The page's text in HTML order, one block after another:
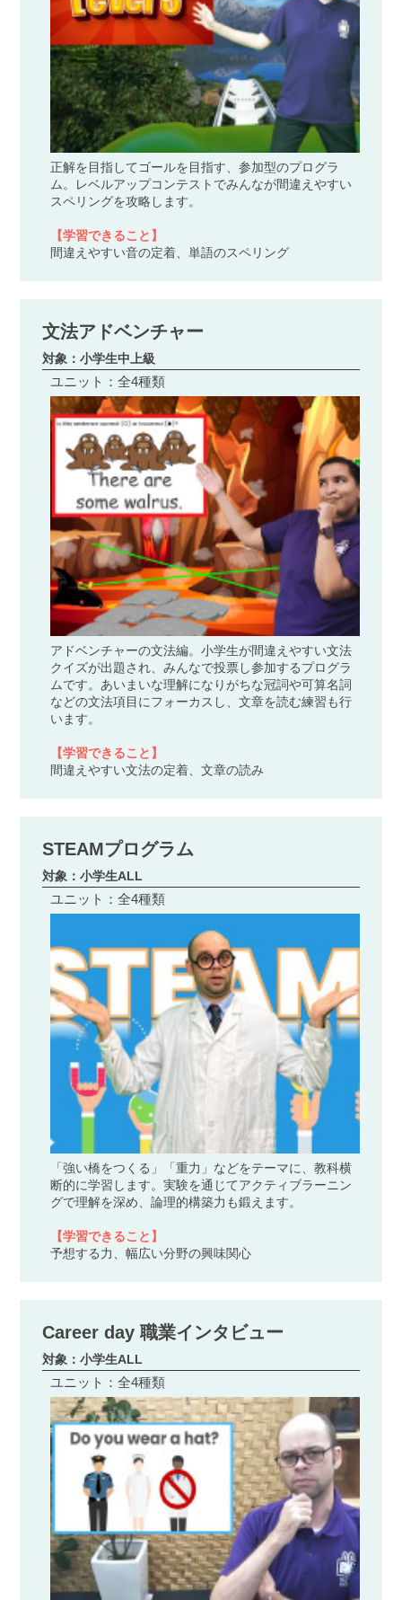
正解を目指してゴールを目指す、参加型のプログラ
ム。レベルアップコンテストでみんなが間違えやすい
スペリングを攻略します。
【学習できること】
間違えやすい音の定着、単語のスペリング
文法アドベンチャー
対象：小学生中上級
ユニット：全4種類
アドベンチャーの文法編。小学生が間違えやすい文法
クイズが出題され、みんなで投票し参加するプログラ
ムです。あいまいな理解になりがちな冠詞や可算名詞
などの文法項目にフォーカスし、文章を読む練習も行
います。
【学習できること】
間違えやすい文法の定着、文章の読み
STEAMプログラム
対象：小学生ALL
ユニット：全4種類
「強い橋をつくる」「重力」などをテーマに、教科横
断的に学習します。実験を通じてアクティブラーニン
グで理解を深め、論理的構築力も鍛えます。
【学習できること】
予想する力、幅広い分野の興味関心
Career day 職業インタビュー
対象：小学生ALL
ユニット：全4種類